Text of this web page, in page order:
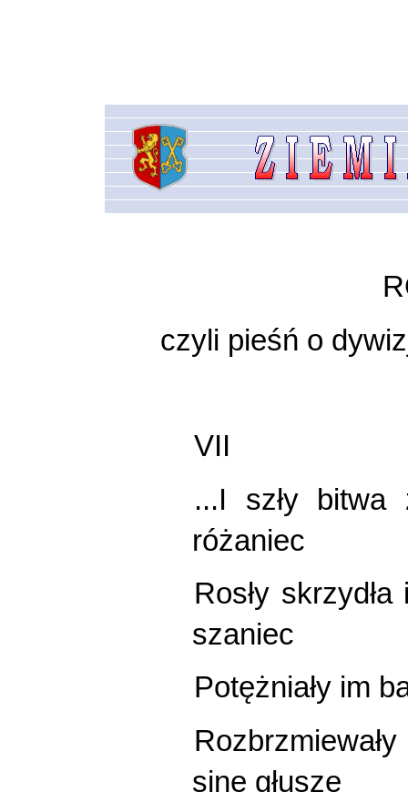
czyli pieśń o
VII
...I szły
różaniec
Rosły
szaniec
Potężniały im
sine głusze